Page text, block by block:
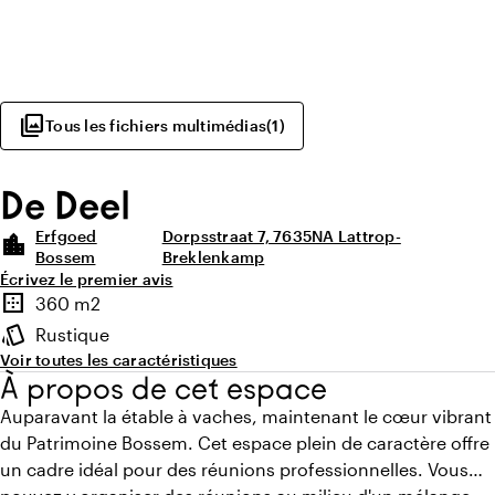
photo_libraryTous les fichiers multimédias(1)
De Deel
location_city
Erfgoed
Bossem
Dorpsstraat 7, 7635NA Lattrop-
Breklenkamp
Écrivez le premier avis
Points forts
border_outer
Superficie
360 m2
style
Ambiance
Rustique
Voir toutes les caractéristiques
À propos de cet espace
Auparavant la étable à vaches, maintenant le cœur vibrant
du Patrimoine Bossem. Cet espace plein de caractère offre
un cadre idéal pour des réunions professionnelles. Vous